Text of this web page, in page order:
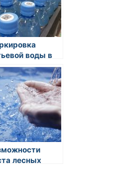
воды в
лесных